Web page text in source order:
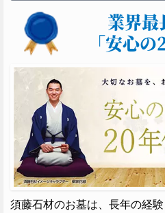
業界最
「安心の
須藤石材のお墓は、長年の経